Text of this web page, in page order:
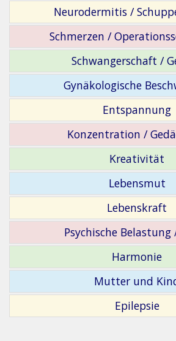
Neurodermitis /
Schmerzen /
Schwangerschaft /
Gynäkologische
Entspannung
Konzentration /
Kreativität
Lebensmut
Lebenskraft
Psychische Belastung
Harmonie
Mutter und
Epilepsie